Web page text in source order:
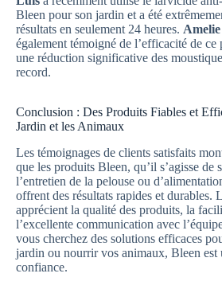
Bleen pour son jardin et a été
résultats en seulement 24 heures. Amelie
également témoigné de l’efficacité de
une réduction significative des
record.
Conclusion : Des Produits Fiables et
Jardin et les Animaux
Les témoignages de clients satisfaits
que les produits Bleen, qu’il s’agisse de
l’entretien de la pelouse ou
offrent des résultats rapides et durables.
apprécient la qualité des produits, la
l’excellente communication avec
vous cherchez des solutions efficaces
jardin ou nourrir vos animaux, Bleen est
confiance.